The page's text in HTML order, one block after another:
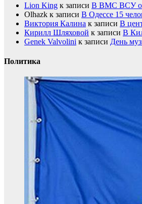
Lion King к записи В ВМС ВСУ
Olhazk к записи В Одессе 15
Виктория Калина к записи В
Кирилл Шляховой к записи В
Genek Valvolini к записи День
Политика